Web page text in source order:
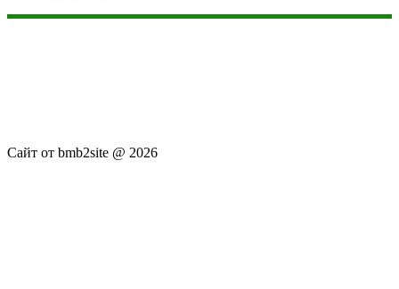
Сайт от bmb2site @ 2026